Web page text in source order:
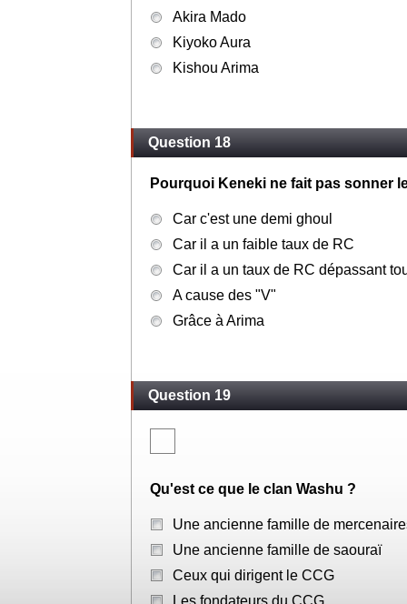
Akira Mado
Kiyoko Aura
Kishou Arima
Question 18
Pourquoi Keneki ne fait pas sonner
Car c'est une demi ghoul
Car il a un faible taux de RC
Car il a un taux de RC dépassant
A cause des "V"
Grâce à Arima
Question 19